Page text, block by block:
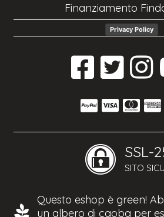
Finanziamento
Privacy Policy
SSL-
SITO
Questo eshop è green!
un albero di caoba per